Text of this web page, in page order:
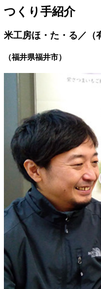
つくり手紹介
米工房ほ・た・る／（
（福井県福井市）